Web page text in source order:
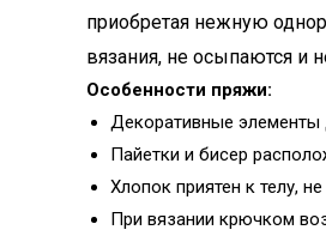
приобретая нежную
вязания, не осыпаются и
Особенности пряжи:
Декоративные элементы
Пайетки и бисер
Хлопок приятен к телу,
При вязании крючком